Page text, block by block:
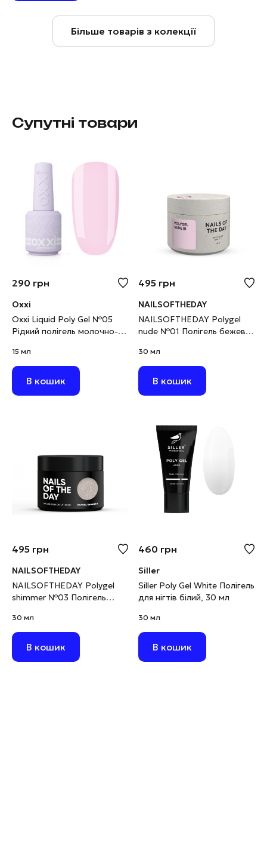
Більше товарів з колекції
Супутні товари
290 грн
Oxxi
Oxxi Liquid Poly Gel №05
Рідкий полігель молочно-
15 мл
В кошик
495 грн
NAILSOFTHEDAY
NAILSOFTHEDAY Polygel
nude №01 Полігель бежево-
30 г
30 мл
В кошик
495 грн
NAILSOFTHEDAY
NAILSOFTHEDAY Polygel
shimmer №03 Полігель
шимером дрібнозернистим,
30 г
30 мл
В кошик
460 грн
Siller
Siller Poly Gel White Полігель
для нігтів білий, 30 мл
30 мл
В кошик